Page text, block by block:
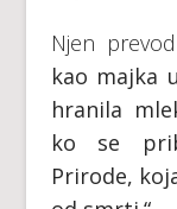
Njen
kao majka
hranila
ko se
Prirode,